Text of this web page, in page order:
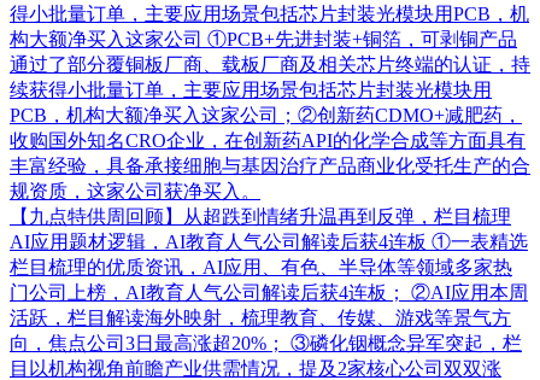
得小批量订单，主要应用场景包括芯片封装光模块用PCB，机
构大额净买入这家公司 ①PCB+先进封装+铜箔，可剥铜产品
通过了部分覆铜板厂商、载板厂商及相关芯片终端的认证，持
续获得小批量订单，主要应用场景包括芯片封装光模块用
PCB，机构大额净买入这家公司；②创新药CDMO+减肥药，
收购国外知名CRO企业，在创新药API的化学合成等方面具有
丰富经验，具备承接细胞与基因治疗产品商业化受托生产的合
规资质，这家公司获净买入。
【九点特供周回顾】从超跌到情绪升温再到反弹，栏目梳理
AI应用题材逻辑，AI教育人气公司解读后获4连板 ①一表精选
栏目梳理的优质资讯，AI应用、有色、半导体等领域多家热
门公司上榜，AI教育人气公司解读后获4连板； ②AI应用本周
活跃，栏目解读海外映射，梳理教育、传媒、游戏等景气方
向，焦点公司3日最高涨超20%； ③磷化铟概念异军突起，栏
目以机构视角前瞻产业供需情况，提及2家核心公司双双涨